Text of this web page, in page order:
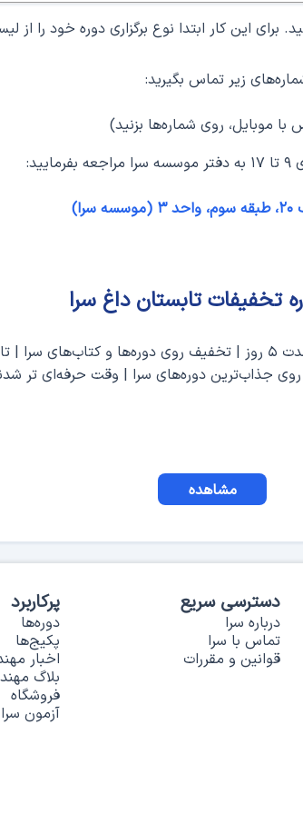
برای این کار ابتدا نوع برگزاری دوره خود را از
زیر تماس بگیرید:
موبایل، روی شماره‌ها بزنید)
تخفیفات تابستان داغ سرا
جذاب‌ترین دوره‌های سرا | وقت حرفه‌ای تر
مشاهده
دسترسی سریع
درباره سرا
تماس با سرا
قوانین و مقررات
پرکاربرد
دوره‌ها
پکیج‌ها
اخبار
بلاگ
فروشگاه
آزمون سرا